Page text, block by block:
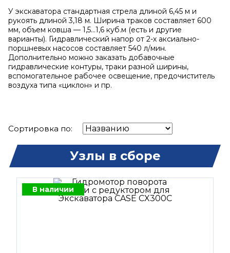
У экскаватора стандартная стрела длиной 6,45 м и
рукоять длиной 3,18 м. Ширина траков составляет 600
мм, объем ковша — 1,5...1,6 куб.м (есть и другие
варианты). Гидравлический напор от 2-х аксиально-
поршневых насосов составляет 540 л/мин.
Дополнительно можно заказать добавочные
гидравлические контуры, траки разной ширины,
вспомогательное рабочее освещение, предочиститель
воздуха типа «циклон» и пр.
Сортировка по:
Узлы в сборе
В наличии